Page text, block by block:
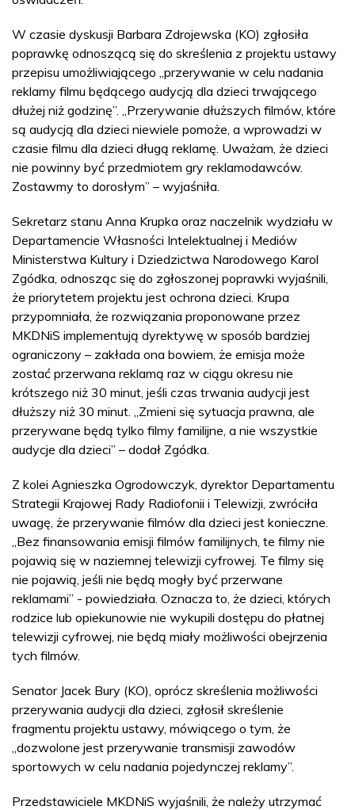
W czasie dyskusji Barbara Zdrojewska (KO) zgłosiła
poprawkę odnoszącą się do skreślenia z projektu ustawy
przepisu umożliwiającego „przerywanie w celu nadania
reklamy filmu będącego audycją dla dzieci trwającego
dłużej niż godzinę”. „Przerywanie dłuższych filmów, które
są audycją dla dzieci niewiele pomoże, a wprowadzi w
czasie filmu dla dzieci długą reklamę. Uważam, że dzieci
nie powinny być przedmiotem gry reklamodawców.
Zostawmy to dorosłym” – wyjaśniła.
Sekretarz stanu Anna Krupka oraz naczelnik wydziału w
Departamencie Własności Intelektualnej i Mediów
Ministerstwa Kultury i Dziedzictwa Narodowego Karol
Zgódka, odnosząc się do zgłoszonej poprawki wyjaśnili,
że priorytetem projektu jest ochrona dzieci. Krupa
przypomniała, że rozwiązania proponowane przez
MKDNiS implementują dyrektywę w sposób bardziej
ograniczony – zakłada ona bowiem, że emisja może
zostać przerwana reklamą raz w ciągu okresu nie
krótszego niż 30 minut, jeśli czas trwania audycji jest
dłuższy niż 30 minut. „Zmieni się sytuacja prawna, ale
przerywane będą tylko filmy familijne, a nie wszystkie
audycje dla dzieci” – dodał Zgódka.
Z kolei Agnieszka Ogrodowczyk, dyrektor Departamentu
Strategii Krajowej Rady Radiofonii i Telewizji, zwróciła
uwagę, że przerywanie filmów dla dzieci jest konieczne.
„Bez finansowania emisji filmów familijnych, te filmy nie
pojawią się w naziemnej telewizji cyfrowej. Te filmy się
nie pojawią, jeśli nie będą mogły być przerwane
reklamami” - powiedziała. Oznacza to, że dzieci, których
rodzice lub opiekunowie nie wykupili dostępu do płatnej
telewizji cyfrowej, nie będą miały możliwości obejrzenia
tych filmów.
Senator Jacek Bury (KO), oprócz skreślenia możliwości
przerywania audycji dla dzieci, zgłosił skreślenie
fragmentu projektu ustawy, mówiącego o tym, że
„dozwolone jest przerywanie transmisji zawodów
sportowych w celu nadania pojedynczej reklamy”.
Przedstawiciele MKDNiS wyjaśnili, że należy utrzymać